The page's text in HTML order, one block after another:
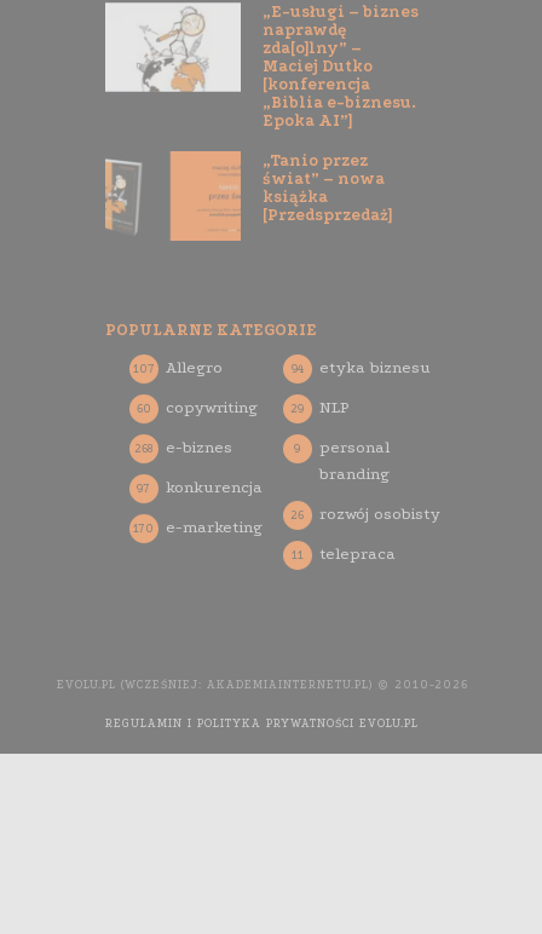
„E-usługi – biznes
naprawdę
zda[o]lny” –
Maciej Dutko
[konferencja
„Biblia e-biznesu.
Epoka AI”]
„Tanio przez
świat” – nowa
książka
[Przedsprzedaż]
POPULARNE KATEGORIE
Allegro
107
copywriting
60
e-biznes
268
konkurencja
97
e-marketing
170
etyka biznesu
94
NLP
29
personal
branding
9
rozwój osobisty
26
telepraca
11
EVOLU.PL (WCZEŚNIEJ: AKADEMIAINTERNETU.PL) © 2010-2026
REGULAMIN I POLITYKA PRYWATNOŚCI EVOLU.PL